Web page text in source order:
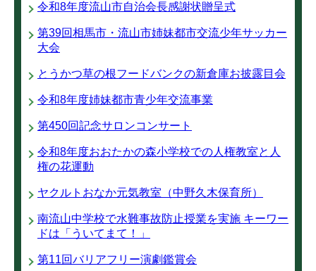
令和8年度流山市自治会長感謝状贈呈式
第39回相馬市・流山市姉妹都市交流少年サッカー
大会
とうかつ草の根フードバンクの新倉庫お披露目会
令和8年度姉妹都市青少年交流事業
第450回記念サロンコンサート
令和8年度おおたかの森小学校での人権教室と人
権の花運動
ヤクルトおなか元気教室（中野久木保育所）
南流山中学校で水難事故防止授業を実施 キーワー
ドは「ういてまて！」
第11回バリアフリー演劇鑑賞会